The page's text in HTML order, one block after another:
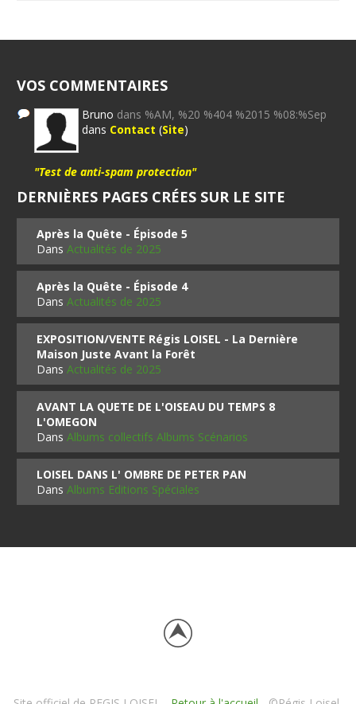
VOS COMMENTAIRES
Bruno dans %AM, %20 %404 %2015 %08:%Sep
dans Contact (Site)
"Test de anti-spam protection"
DERNIÈRES PAGES CRÉES SUR LE SITE
Après la Quête - Épisode 5
DansActualités de 2025
Après la Quête - Épisode 4
DansActualités de 2025
EXPOSITION/VENTE Régis LOISEL - La Dernière
Maison Juste Avant la Forêt
DansActualités de 2025
AVANT LA QUETE DE L'OISEAU DU TEMPS 8
L'OMEGON
DansAlbums collectifs Albums Scénarios
LOISEL DANS L' OMBRE DE PETER PAN
DansAlbums Editions Spéciales